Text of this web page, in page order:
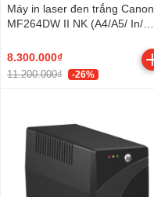
Máy in laser đen trắng Canon
MF264DW II NK (A4/A5/ In/
USB/ LAN/ WIFI)
8.300.000₫
11.200.000₫ -26%